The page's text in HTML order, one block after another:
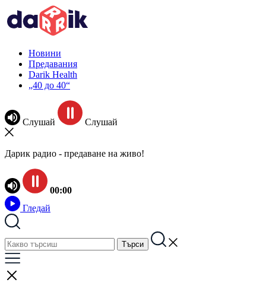
Новини
Предавания
Darik Health
„40 до 40“
Слушай Слушай
Дарик радио - предаване на живо!
00:00
Гледай